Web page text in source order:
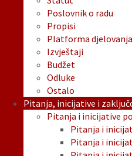
Poslovnik o radu
Propisi
Platforma
Izvještaji
Budžet
Odluke
Ostalo
Pitanja, inicijative i
Pitanja i inicijative
Pitanja i
Pitanja i